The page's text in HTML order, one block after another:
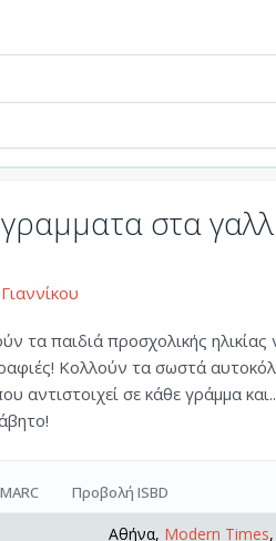
στα
τα παιδιά προσχολικής
Κολλούν τα σωστά
αντιστοιχεί σε κάθε γράμμα
Προβολή ISBD
Αθήνα, Modern Times